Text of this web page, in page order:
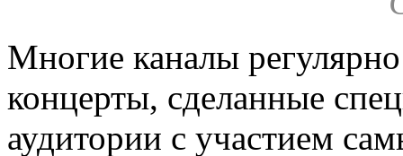
Многие каналы
концерты, сделанные
аудитории с участием